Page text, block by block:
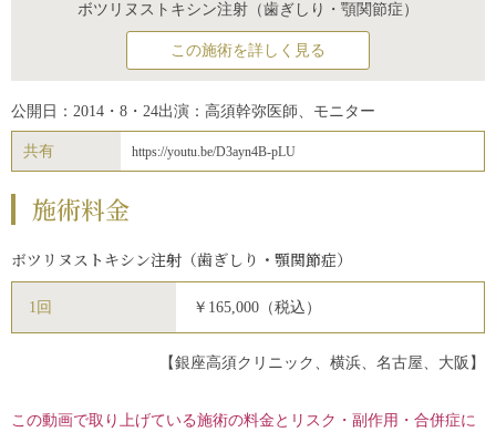
ボツリヌストキシン注射（歯ぎしり・顎関節症）
この施術を詳しく見る
公開日：2014・8・24出演：高須幹弥医師、モニター
共有 https://youtu.be/D3ayn4B-pLU
施術料金
ボツリヌストキシン注射（歯ぎしり・顎関節症）
1回 ￥165,000（税込）
【銀座高須クリニック、横浜、名古屋、大阪】
この動画で取り上げている施術の料金とリスク・副作用・合併症に